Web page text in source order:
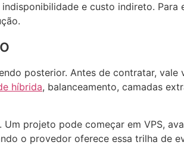
e custo indireto.
posterior. Antes de contratar,
híbrida, balanceamento, camadas
projeto pode começar em VPS,
o provedor oferece essa trilha de